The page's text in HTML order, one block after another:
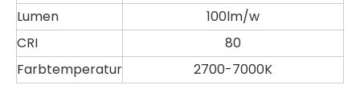
Lumen
100lm/w
CRI
80
Farbtemperatur
2700-7000K